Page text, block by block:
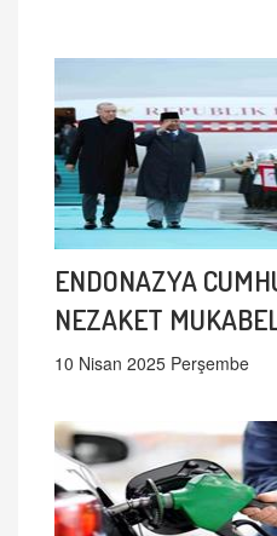
ENDONAZYA
NEZAKET
10 Nisan 2025 Perşembe